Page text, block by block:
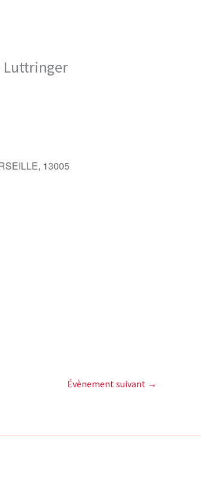
Luttringer
13005
Évènement suivant →